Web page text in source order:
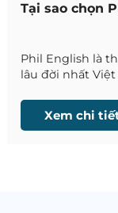
Tại sao chọn
Phil English là
lâu đời nhất
trường Anh ngữ
Xem chi